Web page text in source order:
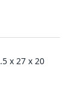
x 27 x 20